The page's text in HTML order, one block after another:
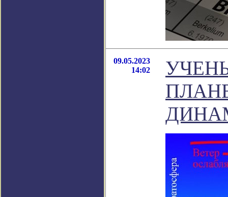
09.05.2023
14:02